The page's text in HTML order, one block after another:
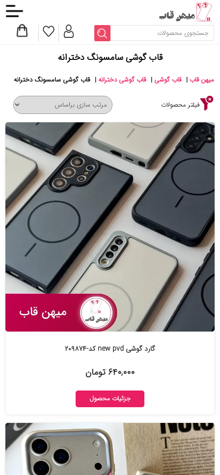
قاب گوشی سامسونگ دخترانه
میهن قاب | قاب گوشی | قاب گوشی دخترانه | قاب گوشی سامسونگ دخترانه
فیلتر محصولات
گارد گوشی new pvd کد-۲۰۹۸۷۴
۶۴۰,۰۰۰ تومان
جزئیات محصول